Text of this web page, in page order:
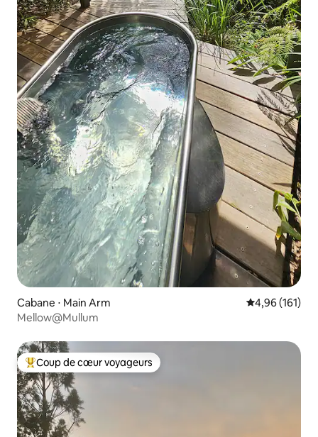
Cabane ⋅ Main Arm Évaluation
4,96 (161)
Mellow@Mullum
Coups de cœur voyageurs les plus appréciés
Coup de cœur voyageurs